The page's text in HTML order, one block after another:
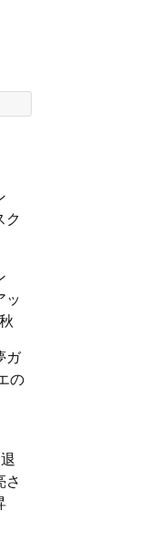
ク
ッ
ガ
の
さ